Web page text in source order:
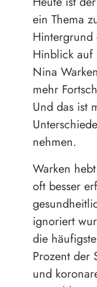
ein Thema
Hintergrund
Hinblick auf
Nina
mehr
Und das ist
nehmen.
Warken
oft besser
ignoriert
die
Prozent der
und